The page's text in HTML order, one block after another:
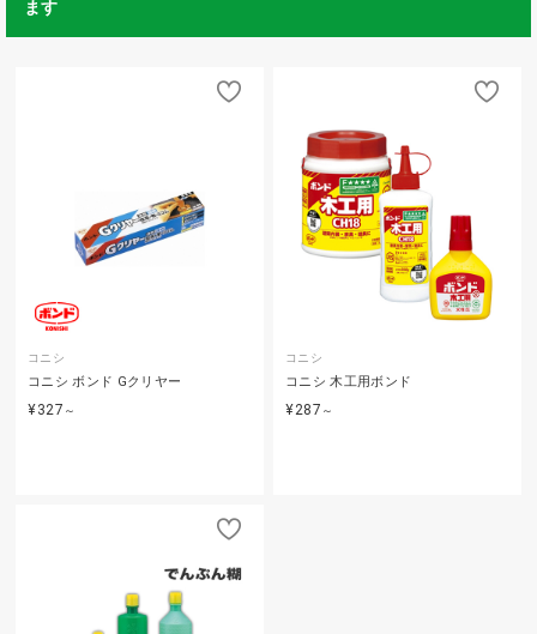
ます
コニシ
コニシ ボンド Gクリヤー
¥327 ～
コニシ
コニシ 木工用ボンド
¥287 ～